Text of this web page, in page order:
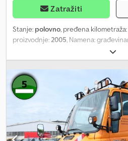
Zatražiti
Stanje: polovno, pređena kilometraža:
proizvodnje: 2005 , Namena:
masa: 36.000 kg Kapacitet podizanja:
teretnog prostora: 1150 x 270 x 390
Huwsfx Ai Njrf Stanje prednjih guma:
dodatne informacije obratite se